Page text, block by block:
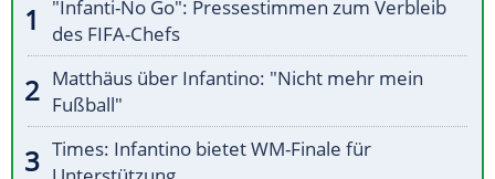
"Infanti-No Go": Pressestimmen zum Verbleib
des FIFA-Chefs
Matthäus über Infantino: "Nicht mehr mein
Fußball"
Times: Infantino bietet WM-Finale für